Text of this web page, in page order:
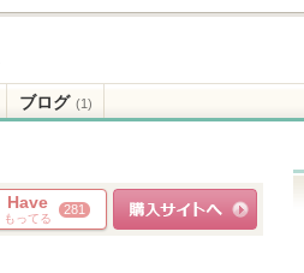
ブログ (1)
Have
もってる
281